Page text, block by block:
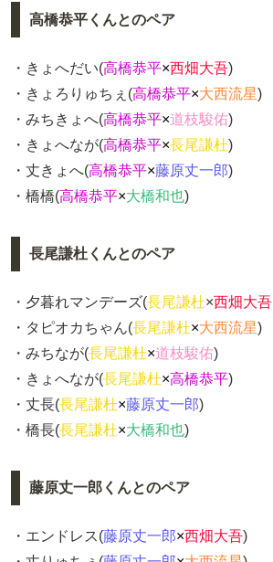
高橋恭平くんとのペア
・きょへだい(高橋恭平×西畑大吾)
・きょろりゅちぇ(高橋恭平×大西流星)
・みちきょへ(高橋恭平×道枝駿佑)
・きょへなが(高橋恭平×長尾謙杜)
・丈きょへ(高橋恭平×藤原丈一郎)
・橋橋(高橋恭平×大橋和也)
長尾謙杜くんとのペア
・夕暮れマンデーズ(長尾謙杜×西畑大吾
・タピオカちゃん(長尾謙杜×大西流星)
・みちなが(長尾謙杜×道枝駿佑)
・きょへなが(長尾謙杜×高橋恭平)
・丈長(長尾謙杜×藤原丈一郎)
・橋長(長尾謙杜×大橋和也)
藤原丈一郎くんとのペア
・エンドレス(藤原丈一郎×西畑大吾)